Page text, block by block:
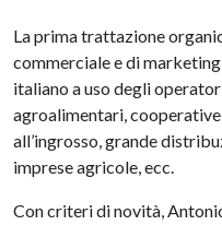
La prima trattazione
commerciale e di
italiano a uso degli
agroalimentari,
all’ingrosso, grande
imprese agricole, ecc.
Con criteri di novità,